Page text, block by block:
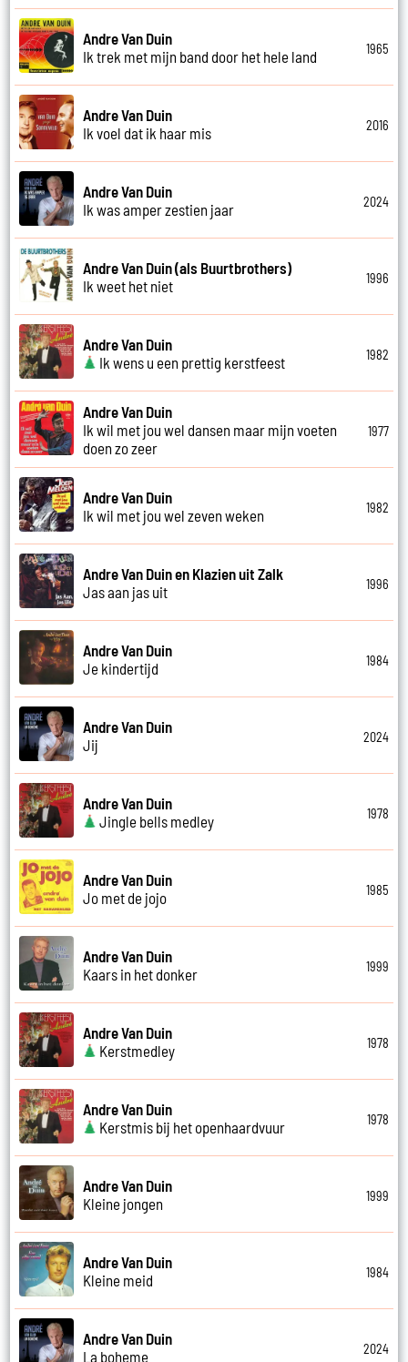
Andre Van Duin
Ik trek met mijn band door het hele land
1965
Andre Van Duin
Ik voel dat ik haar mis
2016
Andre Van Duin
Ik was amper zestien jaar
2024
Andre Van Duin (als Buurtbrothers)
Ik weet het niet
1996
Andre Van Duin
Ik wens u een prettig kerstfeest
1982
Andre Van Duin
Ik wil met jou wel dansen maar mijn voeten
doen zo zeer
1977
Andre Van Duin
Ik wil met jou wel zeven weken
1982
Andre Van Duin en Klazien uit Zalk
Jas aan jas uit
1996
Andre Van Duin
Je kindertijd
1984
Andre Van Duin
Jij
2024
Andre Van Duin
Jingle bells medley
1978
Andre Van Duin
Jo met de jojo
1985
Andre Van Duin
Kaars in het donker
1999
Andre Van Duin
Kerstmedley
1978
Andre Van Duin
Kerstmis bij het openhaardvuur
1978
Andre Van Duin
Kleine jongen
1999
Andre Van Duin
Kleine meid
1984
Andre Van Duin
La boheme
2024